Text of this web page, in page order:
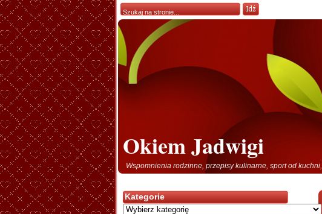
Okiem Jadwigi
Wspomnienia rodzinne, przepisy kulinarne, sport od kuchni,
Kategorie
Kategorie